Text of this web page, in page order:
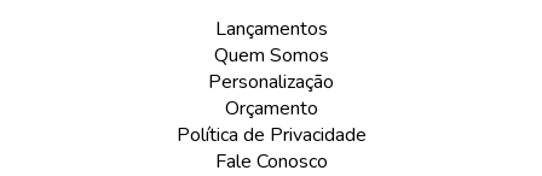
Lançamentos
Quem Somos
Personalização
Orçamento
Política de Privacidade
Fale Conosco